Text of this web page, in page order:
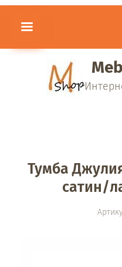
Тумба
сатин/